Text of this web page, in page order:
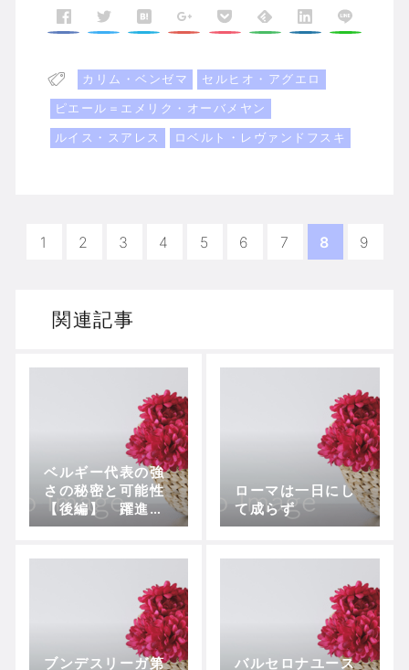
カリム・ベンゼマ
セルヒオ・アグエロ
ピエール＝エメリク・オーバメヤン
ルイス・スアレス
ロベルト・レヴァンドフスキ
1 2 3 4 5 6 7 8 9
関連記事
ベルギー代表の強
さの秘密と可能性
【後編】 躍進す
る現チームと可能
ローマは一日にし
て成らず
ブンデスリーガ第 バルセロナユース